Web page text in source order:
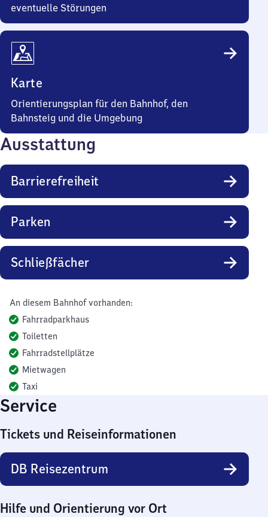
eventuelle Störungen
Karte
Orientierungsplan für den Bahnhof, den
Bahnsteig und die Umgebung
Ausstattung
Barrierefreiheit
Parken
Schließfächer
An diesem Bahnhof vorhanden:
Fahrradparkhaus
Toiletten
Fahrradstellplätze
Mietwagen
Taxi
Service
Tickets und Reiseinformationen
DB Reisezentrum
Hilfe und Orientierung vor Ort